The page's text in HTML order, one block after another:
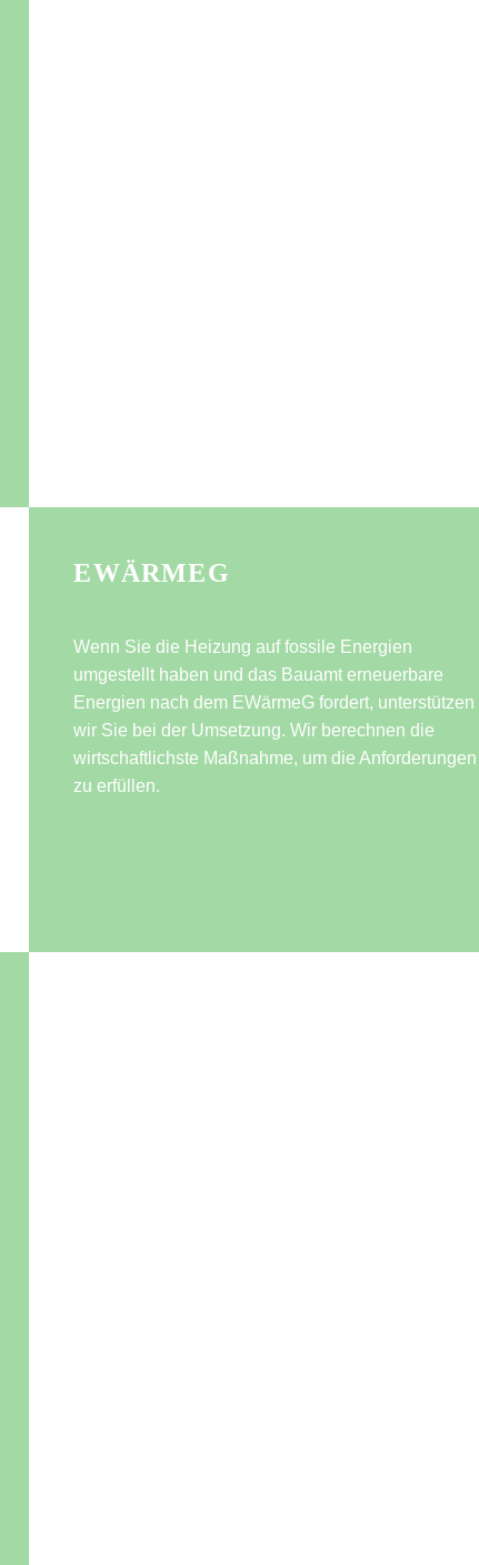
EWÄRMEG
Wenn Sie die Heizung auf fossile Energien
umgestellt haben und das Bauamt erneuerbare
Energien nach dem EWärmeG fordert, unterstützen
wir Sie bei der Umsetzung. Wir berechnen die
wirtschaftlichste Maßnahme, um die Anforderungen
zu erfüllen.